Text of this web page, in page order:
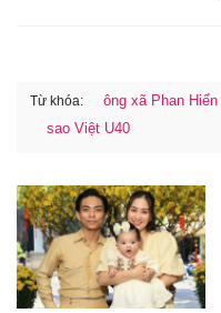
Từ khóa: ông xã Phan Hiển
sao Việt U40